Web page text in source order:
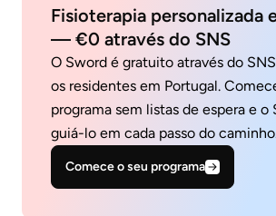
Fisioterapia personalizada
— €0 através do SNS
O Sword é gratuito através do
os residentes em Portugal.
programa sem listas de espera e o
guiá-lo em cada passo do
Comece o seu programa